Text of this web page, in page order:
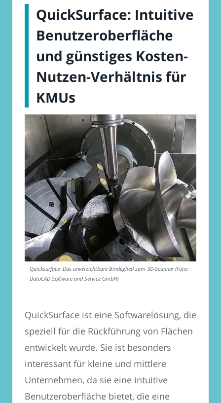
QuickSurface: Intuitive
Benutzeroberfläche
und günstiges Kosten-
Nutzen-Verhältnis für
KMUs
Quicksurface: Das unverzichtbare Bindeglied zum 3D-Scanner (Foto:
DataCAD Software und Service GmbH)
QuickSurface ist eine Softwarelösung, die
speziell für die Rückführung von Flächen
entwickelt wurde. Sie ist besonders
interessant für kleine und mittlere
Unternehmen, da sie eine intuitive
Benutzeroberfläche bietet, die eine